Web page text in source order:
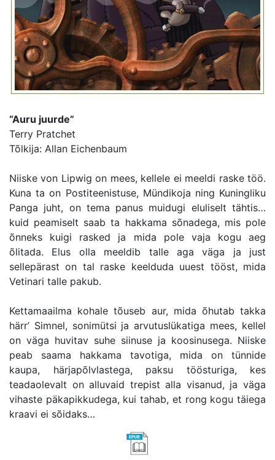
“Auru juurde”
Terry Pratchet
Tõlkija: Allan Eichenbaum
Niiske von Lipwig on mees, kellele ei meeldi raske töö.
Kuna ta on Postiteenistuse, Mündikoja ning Kuningliku
Panga juht, on tema panus muidugi eluliselt tähtis…
kuid peamiselt saab ta hakkama sõnadega, mis pole
õnneks kuigi rasked ja mida pole vaja kogu aeg
õlitada. Elus olla meeldib talle aga väga ja just
sellepärast on tal raske keelduda uuest tööst, mida
Vetinari talle pakub.
Kettamaailma kohale tõuseb aur, mida õhutab takka
härr’ Simnel, sonimütsi ja arvutuslükatiga mees, kellel
on väga huvitav suhe siinuse ja koosinusega. Niiske
peab saama hakkama tavotiga, mida on tünnide
kaupa, härjapõlvlastega, paksu töösturiga, kes
teadaolevalt on alluvaid trepist alla visanud, ja väga
vihaste päkapikkudega, kui tahab, et rong kogu täiega
kraavi ei sõidaks…